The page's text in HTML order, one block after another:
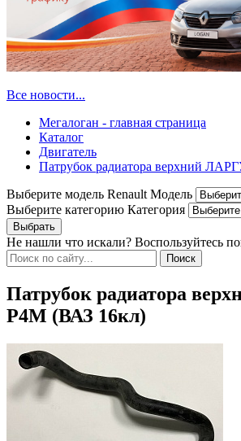
Все новости...
Мегалоган - главная страница
Каталог
Двигатель
Патрубок радиатора верхний
Выберите модель Renault Модель
Выберите категорию Категория
Не нашли что искали? Воспользуйтесь
Патрубок радиатора
Р4М (ВАЗ 16кл)